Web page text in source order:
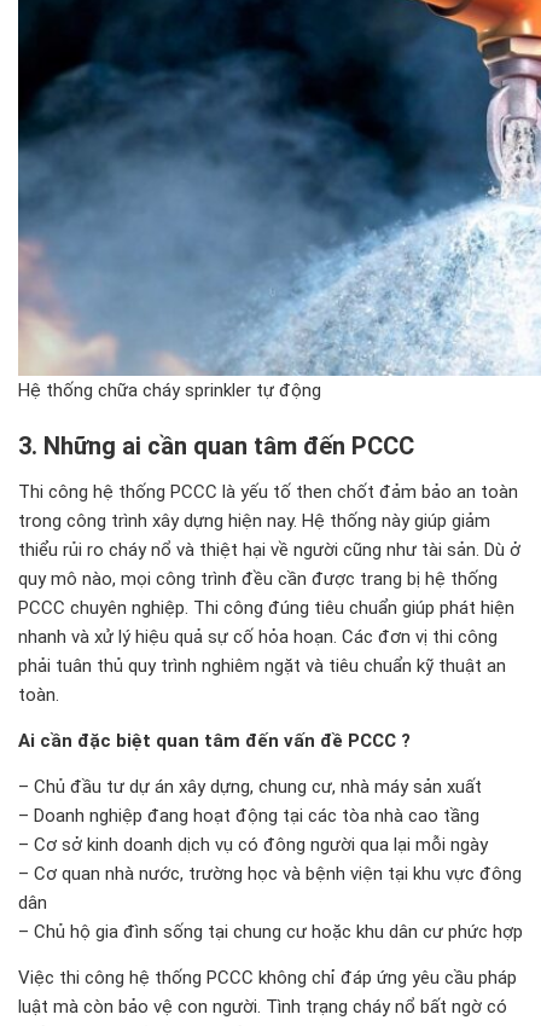
Hệ thống chữa cháy sprinkler tự động
3. Những ai cần quan tâm đến PCCC
Thi công hệ thống PCCC là yếu tố then chốt đảm bảo an toàn
trong công trình xây dựng hiện nay. Hệ thống này giúp giảm
thiểu rủi ro cháy nổ và thiệt hại về người cũng như tài sản. Dù ở
quy mô nào, mọi công trình đều cần được trang bị hệ thống
PCCC chuyên nghiệp. Thi công đúng tiêu chuẩn giúp phát hiện
nhanh và xử lý hiệu quả sự cố hỏa hoạn. Các đơn vị thi công
phải tuân thủ quy trình nghiêm ngặt và tiêu chuẩn kỹ thuật an
toàn.
Ai cần đặc biệt quan tâm đến vấn đề PCCC ?
– Chủ đầu tư dự án xây dựng, chung cư, nhà máy sản xuất
– Doanh nghiệp đang hoạt động tại các tòa nhà cao tầng
– Cơ sở kinh doanh dịch vụ có đông người qua lại mỗi ngày
– Cơ quan nhà nước, trường học và bệnh viện tại khu vực đông
dân
– Chủ hộ gia đình sống tại chung cư hoặc khu dân cư phức hợp
Việc thi công hệ thống PCCC không chỉ đáp ứng yêu cầu pháp
luật mà còn bảo vệ con người. Tình trạng cháy nổ bất ngờ có